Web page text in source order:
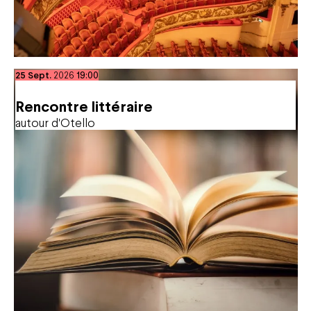
Rencontre littéraire
autour d'Otello
25 septembre
Sept. 2026 19:00